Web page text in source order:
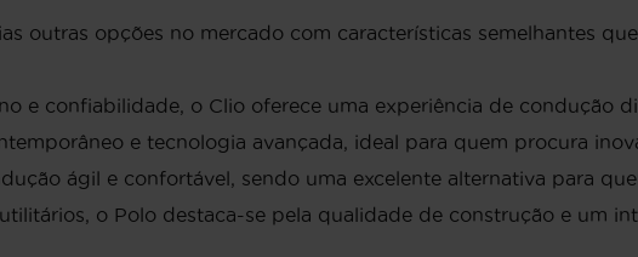
outras opções no mercado com características semelhantes
e confiabilidade, o Clio oferece uma experiência de condução
e tecnologia avançada, ideal para quem procura
ágil e confortável, sendo uma excelente alternativa para
o Polo destaca-se pela qualidade de construção e um